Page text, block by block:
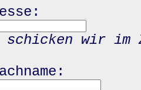
schicken wir